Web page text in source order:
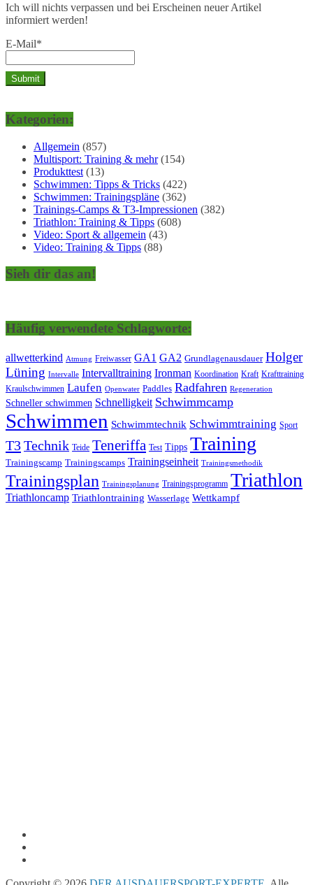
Ich will nichts verpassen und bei Erscheinen neuer Artikel
informiert werden!
E-Mail*
Kategorien:
Allgemein (857)
Multisport: Training & mehr(154)
Produkttest (13)
Schwimmen: Tipps & Tricks (422)
Schwimmen: Trainingspläne (362)
Trainings-Camps & T3-Impressionen (382)
Triathlon: Training & Tipps (608)
Video: Sport & allgemein (43)
Video: Training & Tipps (88)
Sieh dir das an!
Häufig verwendete Schlagworte:
allwetterkind Atmung Freiwasser GA1 GA2 Grundlagenausdauer Holger
Lüning Intervalle Intervalltraining Ironman Koordination Kraft Krafttraining
Kraulschwimmen Laufen Openwater Paddles Radfahren Regeneration
Schneller schwimmen Schnelligkeit Schwimmcamp
Schwimmen Schwimmtechnik Schwimmtraining Sport
T3Technik Teide Teneriffa Test Tipps Training
Trainingscamp Trainingscamps Trainingseinheit Trainingsmethodik
Trainingsplan Trainingsplanung Trainingsprogramm Triathlon
Triathloncamp Triathlontraining Wasserlage Wettkampf